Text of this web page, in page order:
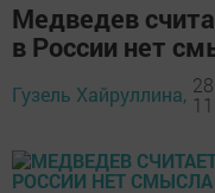
Медведев
в России нет
Гузель Хайруллина,